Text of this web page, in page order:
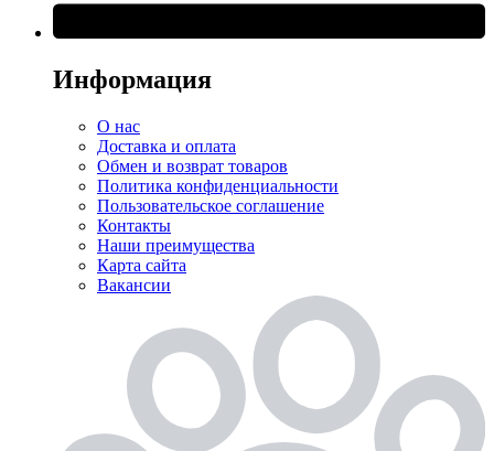
Информация
О нас
Доставка и оплата
Обмен и возврат товаров
Политика конфиденциальности
Пользовательское соглашение
Контакты
Наши преимущества
Карта сайта
Вакансии